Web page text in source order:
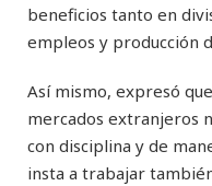
beneficios tanto en
empleos y producción
Así mismo, expresó
mercados extranjeros
con disciplina y de
insta a trabajar